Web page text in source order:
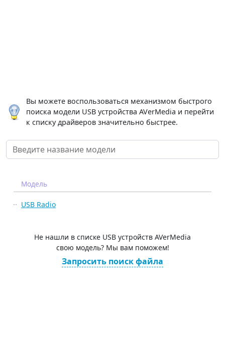
Вы можете воспользоваться механизмом быстрого
поиска модели USB устройства AVerMedia и перейти
к списку драйверов значительно быстрее.
Модель
USB Radio
Не нашли в списке USB устройств AVerMedia
свою модель? Мы вам поможем!
Запросить поиск файла